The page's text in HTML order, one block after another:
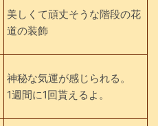
美しくて頑丈そうな階段の花
道の装飾
神秘な気運が感じられる。
1週間に1回貰えるよ。